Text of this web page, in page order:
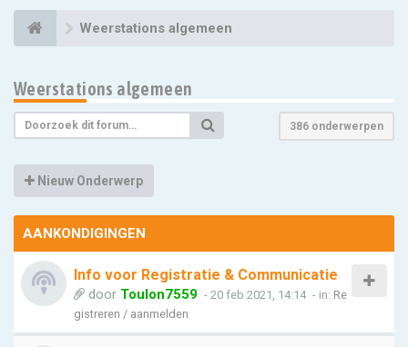
Weerstations algemeen
Weerstations algemeen
386 onderwerpen
Nieuw Onderwerp
AANKONDIGINGEN
Info voor Registratie & Communicatie
door Toulon7559 - 20 feb 2021, 14:14 - in: Re
gistreren / aanmelden